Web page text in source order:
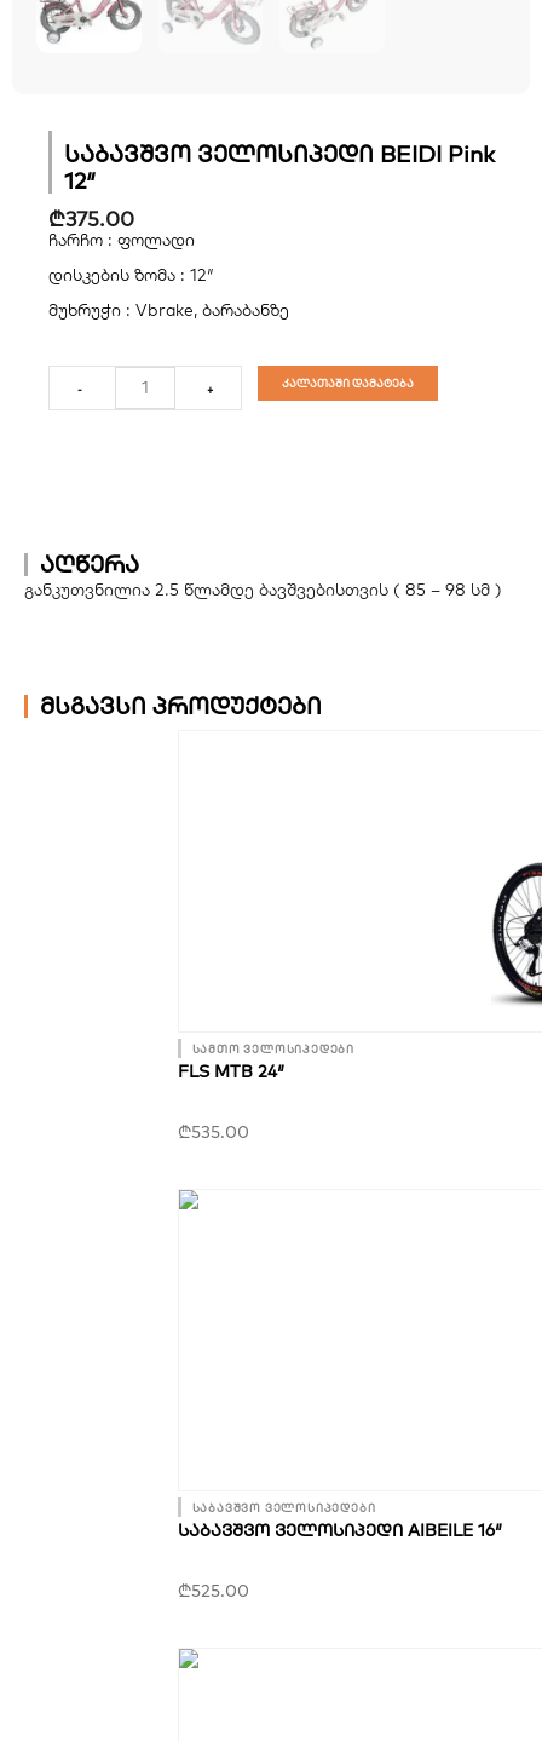
საბავშვო ველოსიპედი BEIDI Pink
12″
₾375.00
ჩარჩო : ფოლადი
დისკების ზომა : 12″
მუხრუჭი : Vbrake, ბარაბანზე
-
საბავშვო
ველოსიპედი
+ კალათაში დამატება
აღწერა
განკუთვნილია 2.5 წლამდე ბავშვებისთვის ( 85 – 98 სმ )
მსგავსი პროდუქტები
სამთო ველოსიპედები
FLS MTB 24″
₾535.00
საბავშვო ველოსიპედები
ᲡᲐᲑᲐᲕᲨᲕᲝ ᲕᲔᲚᲝᲡᲘᲞᲔᲓᲘ AIBEILE 16″
₾525.00